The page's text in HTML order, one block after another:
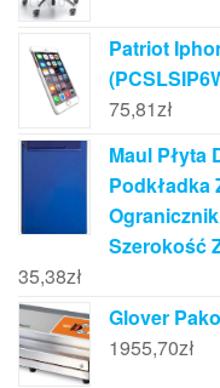
Patriot
75,81zł
Maul Płyta
Podkładka
Szerokość
35,38zł
Glover
1955,70zł